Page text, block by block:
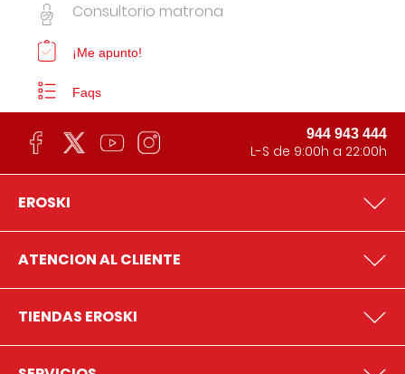
Consultorio matrona
¡Me apunto!
Faqs
944 943 444
L-S de 9:00h a 22:00h
EROSKI
ATENCION AL CLIENTE
TIENDAS EROSKI